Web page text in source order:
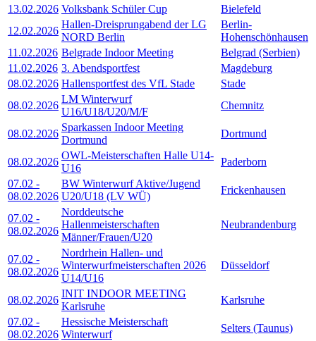
13.02.2026 Volksbank Schüler Cup
Bielefeld
12.02.2026
Hallen-Dreisprungabend der LG
NORD Berlin
Berlin-
Hohenschönhausen
11.02.2026 Belgrade Indoor Meeting
Belgrad (Serbien)
11.02.2026 3. Abendsportfest
Magdeburg
08.02.2026 Hallensportfest des VfL Stade
Stade
08.02.2026
LM Winterwurf
U16/U18/U20/M/F
Chemnitz
08.02.2026
Sparkassen Indoor Meeting
Dortmund
Dortmund
08.02.2026
OWL-Meisterschaften Halle U14-
U16
Paderborn
07.02 -
08.02.2026
BW Winterwurf Aktive/Jugend
U20/U18 (LV WÜ)
Frickenhausen
07.02 -
08.02.2026
Norddeutsche
Hallenmeisterschaften
Männer/Frauen/U20
Neubrandenburg
07.02 -
08.02.2026
Nordrhein Hallen- und
Winterwurfmeisterschaften 2026
U14/U16
Düsseldorf
08.02.2026
INIT INDOOR MEETING
Karlsruhe
Karlsruhe
07.02 -
08.02.2026
Hessische Meisterschaft
Winterwurf
Selters (Taunus)